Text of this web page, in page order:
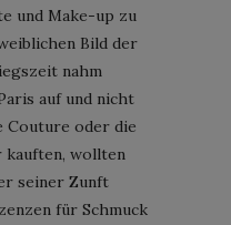
und Make-up zu
Bild der
nahm
auf und nicht
Couture oder die
kauften, wollten
seiner Zunft
für Schmuck